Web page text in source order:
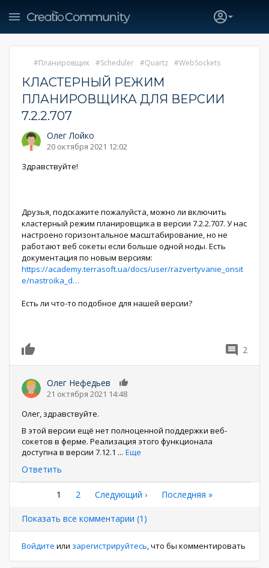
Планировщик Scheduler Quartz WebSockets
КЛАСТЕРНЫЙ РЕЖИМ
ПЛАНИРОВЩИКА ДЛЯ ВЕРСИИ
7.2.2.707
Олег Лойко
20 октября 2021 12:02
Здравствуйте!
Друзья, подскажите пожалуйста, можно ли включить
кластерный режим планировщика в версии 7.2.2.707. У нас
настроено горизонтальное масштабирование, но не
работают веб сокеты если больше одной ноды. Есть
документация по новым версиям:
https://academy.terrasoft.ua/docs/user/razvertyvanie_onsit
e/nastroika_d…
Есть ли что-то подобное для нашей версии?
2
Олег Нефедьев
21 октября 2021 14:48
Олег, здравствуйте.
В этой версии ещё нет полноценной поддержки веб-
сокетов в ферме. Реализация этого функционала
доступна в версии 7.12.1 ... Еще
Ответить
Нумерация
страниц
Текущая
1 Страница
2
Следующая
Следующий ›
Последняя
Последняя »
Показать все комментарии (1)
Войдите или зарегистрируйтесь, что бы комментировать